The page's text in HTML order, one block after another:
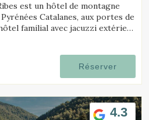
est un hôtel de montagne
Catalanes, aux portes de
familial avec jacuzzi extérieur
Réserver
4.3